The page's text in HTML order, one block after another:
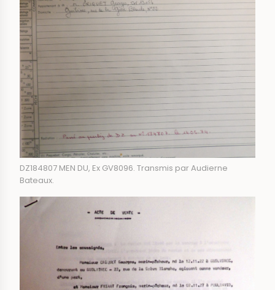
DZ184807 MEN DU, Ex GV8096. Transmis par Audierne
Bateaux.